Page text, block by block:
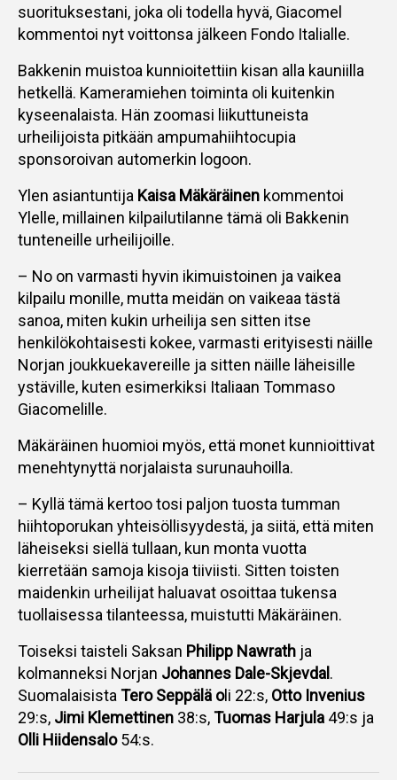
suorituksestani, joka oli todella hyvä, Giacomel
kommentoi nyt voittonsa jälkeen Fondo Italialle.
Bakkenin muistoa kunnioitettiin kisan alla kauniilla
hetkellä. Kameramiehen toiminta oli kuitenkin
kyseenalaista. Hän zoomasi liikuttuneista
urheilijoista pitkään ampumahiihtocupia
sponsoroivan automerkin logoon.
Ylen asiantuntija Kaisa Mäkäräinen kommentoi
Ylelle, millainen kilpailutilanne tämä oli Bakkenin
tunteneille urheilijoille.
– No on varmasti hyvin ikimuistoinen ja vaikea
kilpailu monille, mutta meidän on vaikeaa tästä
sanoa, miten kukin urheilija sen sitten itse
henkilökohtaisesti kokee, varmasti erityisesti näille
Norjan joukkuekavereille ja sitten näille läheisille
ystäville, kuten esimerkiksi Italiaan Tommaso
Giacomelille.
Mäkäräinen huomioi myös, että monet kunnioittivat
menehtynyttä norjalaista surunauhoilla.
– Kyllä tämä kertoo tosi paljon tuosta tumman
hiihtoporukan yhteisöllisyydestä, ja siitä, että miten
läheiseksi siellä tullaan, kun monta vuotta
kierretään samoja kisoja tiiviisti. Sitten toisten
maidenkin urheilijat haluavat osoittaa tukensa
tuollaisessa tilanteessa, muistutti Mäkäräinen.
Toiseksi taisteli Saksan Philipp Nawrath ja
kolmanneksi Norjan Johannes Dale-Skjevdal .
Suomalaisista Tero Seppälä oli 22:s, Otto Invenius
29:s, Jimi Klemettinen 38:s,Tuomas Harjula 49:s ja
Olli Hiidensalo54:s.